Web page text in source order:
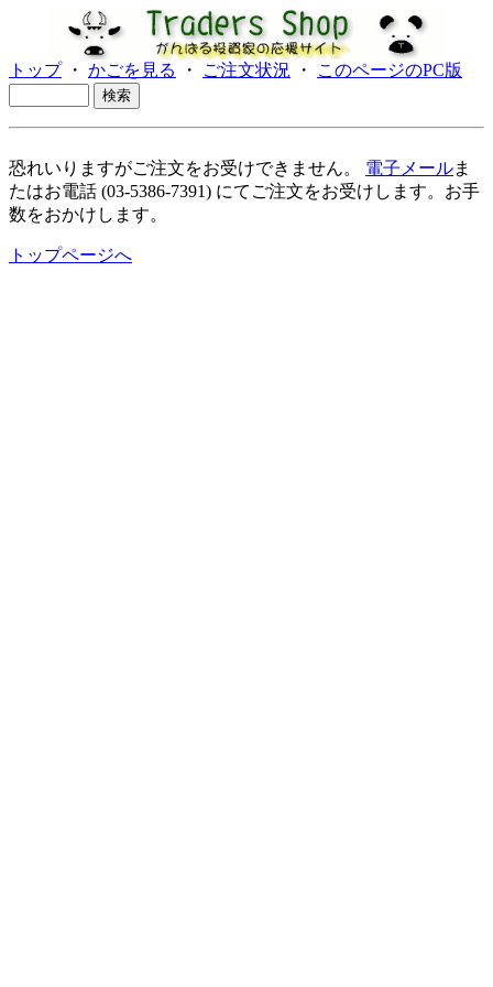
トップ・ かごを見る ・ ご注文状況 ・ このページのPC版
恐れいりますがご注文をお受けできません。 電子メールま
たはお電話 (03-5386-7391) にてご注文をお受けします。お手
数をおかけします。
トップページへ